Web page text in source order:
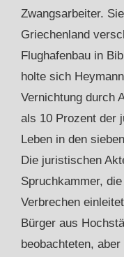
Zwangsarbeiter.
Griechenland
Flughafenbau in
holte sich
Vernichtung durch
als 10 Prozent der
Leben in den
Die juristischen
Spruchkammer,
Verbrechen
Bürger aus
beobachteten,